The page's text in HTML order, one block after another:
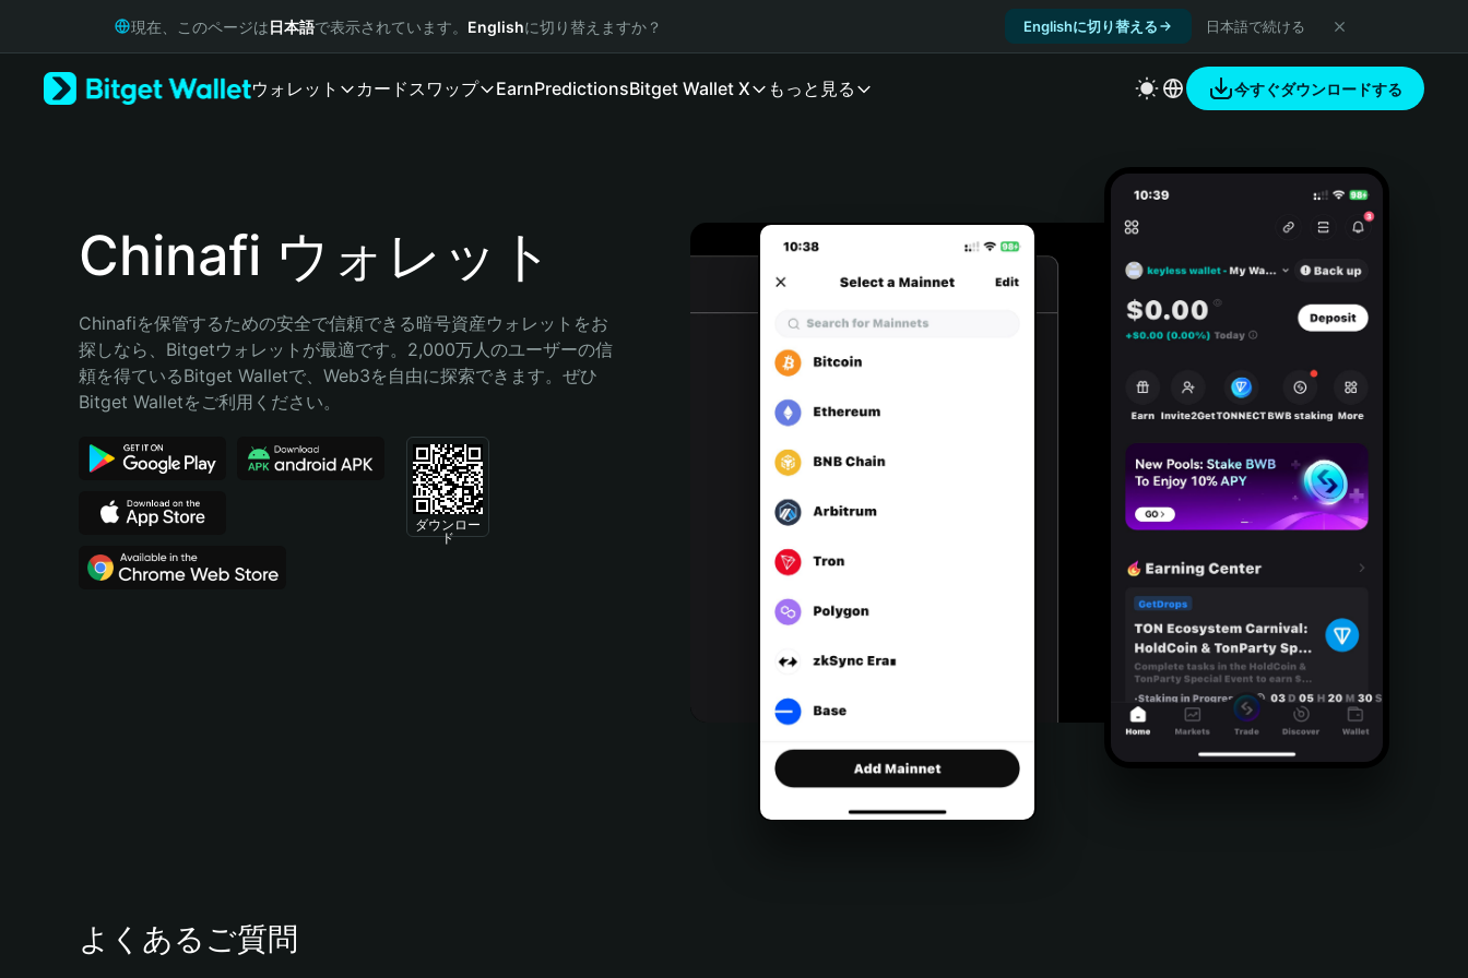
Русский
Bahasa Indonesia
Português (Brasil)
現在、このページは日本語で表示されています。 Englishに切り替えますか？ Englishに切り替える 日本語で続ける
ウォレット カードスワップ EarnPredictionsBitget Wallet X もっと見る 今すぐダウンロードする
Chinafi ウォレット
Chinafiを保管するための安全で信頼できる暗号資産ウォレットをお
探しなら、Bitgetウォレットが最適です。2,000万人のユーザーの信
頼を得ているBitget Walletで、Web3を自由に探索できます。ぜひ
Bitget Walletをご利用ください。
ダウンロー
ド
よくあるご質問